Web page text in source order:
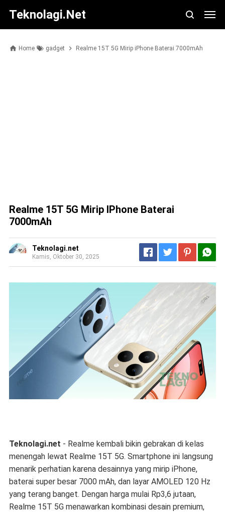
Teknolagi.net
Home gadget Realme 15T 5G Mirip iPhone Baterai 7000mAh
Realme 15T 5G Mirip IPhone Baterai
7000mAh
Teknolagi.net
Kamis, Oktober 30, 2025
Teknolagi.net - Realme kembali bikin gebrakan di kelas
menengah lewat Realme 15T 5G. Smartphone ini langsung
menarik perhatian karena desainnya yang mirip iPhone,
baterai super besar 7000 mAh, dan layar AMOLED 120 Hz
yang terang banget. Dengan harga mulai Rp3,6 jutaan,
Realme 15T 5G menawarkan kombinasi desain premium,